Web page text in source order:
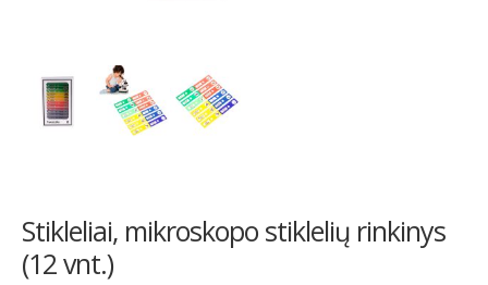
Stikleliai, mikroskopo stiklelių rinkinys
(12 vnt.)